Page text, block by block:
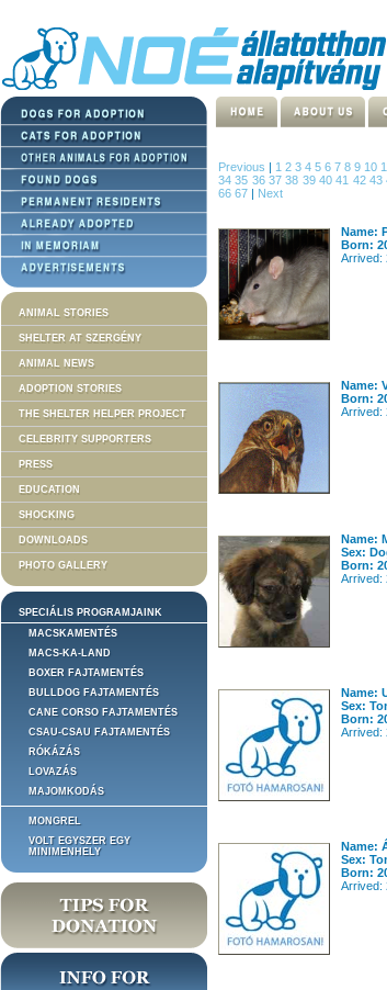
ANIMAL STORIES
SHELTER AT SZERGÉNY
ANIMAL NEWS
ADOPTION STORIES
THE SHELTER HELPER PROJECT
CELEBRITY SUPPORTERS
PRESS
EDUCATION
SHOCKING
DOWNLOADS
PHOTO GALLERY
SPECIÁLIS PROGRAMJAINK
MACSKAMENTÉS
MACS-KA-LAND
BOXER FAJTAMENTÉS
BULLDOG FAJTAMENTÉS
CANE CORSO FAJTAMENTÉS
CSAU-CSAU FAJTAMENTÉS
RÓKÁZÁS
LOVAZÁS
MAJOMKODÁS
MONGREL
VOLT EGYSZER EGY
MINIMENHELY
Previous | 123456789 10
3435 36 3738 39 4041 42 43
66 67 | Next
Name:
Born:
Arrived:
Name:
Born:
Arrived:
Name:
Sex:
Born:
Arrived:
Name:
Sex:
Born:
Arrived:
Name:
Sex:
Born:
Arrived: